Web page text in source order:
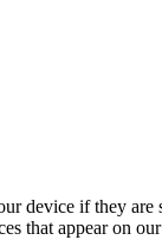
device if they
that appear on our